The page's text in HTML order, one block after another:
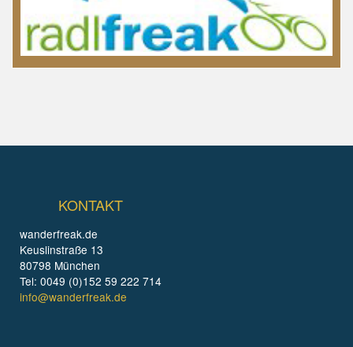
KONTAKT
wanderfreak.de
Keuslinstraße 13
80798 München
Tel: 0049 (0)152 59 222 714
info@wanderfreak.de